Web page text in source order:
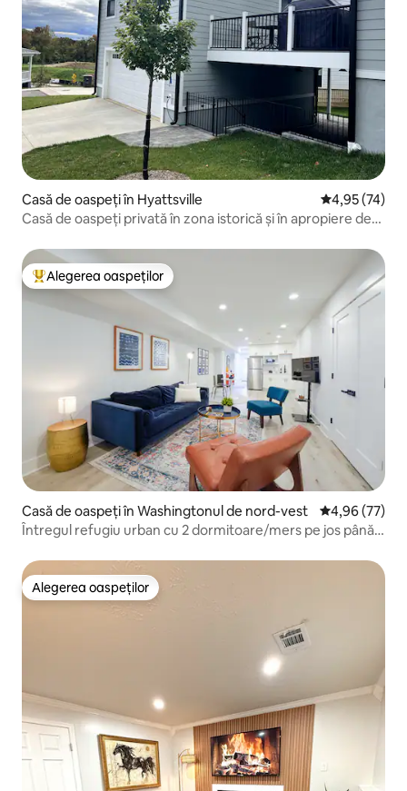
Casă de oaspeți în Hyattsville Scor mediu
4,95 (74)
Casă de oaspeți privată în zona istorică și în apropiere de
Locuință din topul categoriei Alegerea oaspeților
Alegerea oaspeților
Casă de oaspeți în Washingtonul de nord-vest Scor mediu
4,96 (77)
Întregul refugiu urban cu 2 dormitoare/mers pe jos până
Alegerea oaspeților
Alegerea oaspeților